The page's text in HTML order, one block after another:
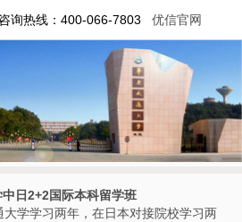
咨询热线：400-066-7803 优信官网
日2+2国际本科留学班
学学习两年，在日本对接院校学习两